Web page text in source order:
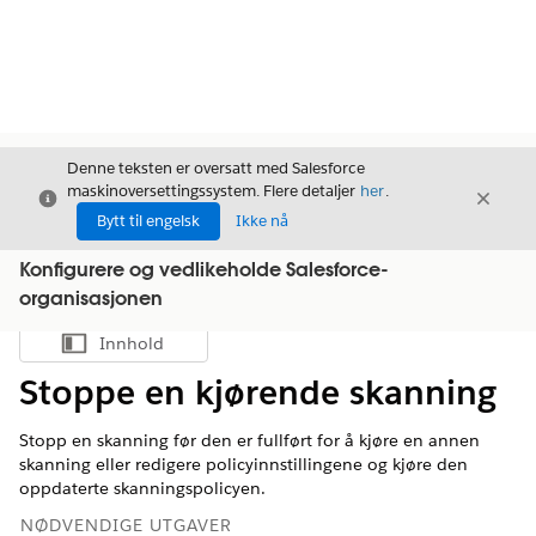
Avslutt
Denne teksten er oversatt med Salesforce
maskinoversettingssystem. Flere detaljer her.
Bytt til engelsk
Ikke nå
Avslutt
Konfigurere og vedlikeholde Salesforce-
organisasjonen
Vis innholdsfortegnelse
Innhold
Stoppe en kjørende skanning
Stopp en skanning før den er fullført for å kjøre en annen
skanning eller redigere policyinnstillingene og kjøre den
oppdaterte skanningspolicyen.
NØDVENDIGE UTGAVER